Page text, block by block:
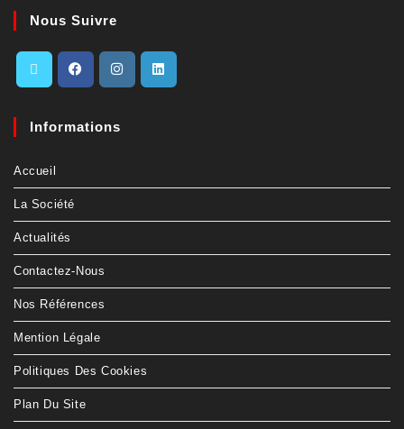
Nous Suivre
Informations
Accueil
La Société
Actualités
Contactez-Nous
Nos Références
Mention Légale
Politiques Des Cookies
Plan Du Site